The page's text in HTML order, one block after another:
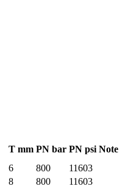
T mm PN bar PN psi Note
6 800
11603
8 800
11603